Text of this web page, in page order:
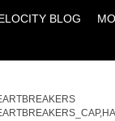
BLOG